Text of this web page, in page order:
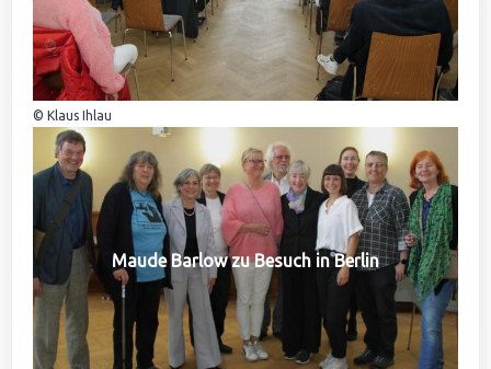
© Klaus Ihlau
Maude Barlow zu Besuch in Berlin